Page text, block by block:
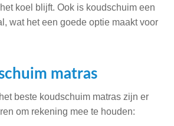
koel blijft. Ook is koudschuim een
wat het een goede optie maakt voor
matras
beste koudschuim matras zijn er
om rekening mee te houden: